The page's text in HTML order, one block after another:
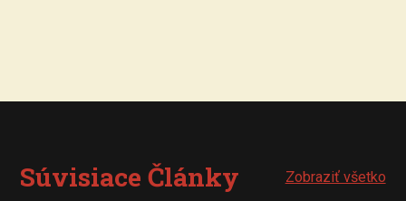
Súvisiace Články Zobraziť všetko